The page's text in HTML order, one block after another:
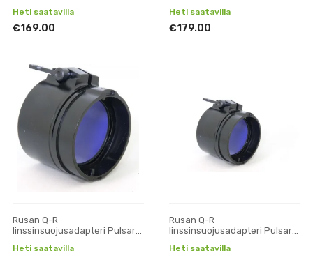
Heti saatavilla
€169.00
Heti saatavilla
€179.00
Rusan Q-R
linssinsuojusadapteri Pulsar
Heti saatavilla
Rusan Q-R
linssinsuojusadapteri Pulsar
Heti saatavilla